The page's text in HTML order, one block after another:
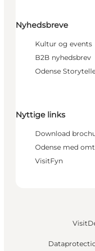
Nyhedsbreve
Kultur og events
B2B nyhedsbrev
Odense
Nyttige links
Download
Odense med
VisitFyn